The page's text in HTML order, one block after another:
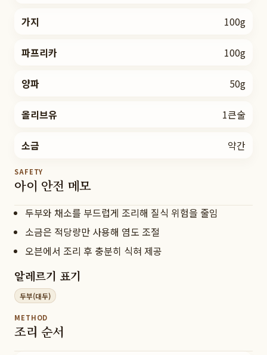
가지 100g
파프리카 100g
양파 50g
올리브유 1큰술
소금 약간
SAFETY
아이 안전 메모
두부와 채소를 부드럽게 조리해 질식 위험을 줄임
소금은 적당량만 사용해 염도 조절
오븐에서 조리 후 충분히 식혀 제공
알레르기 표기
두부(대두)
METHOD
조리 순서